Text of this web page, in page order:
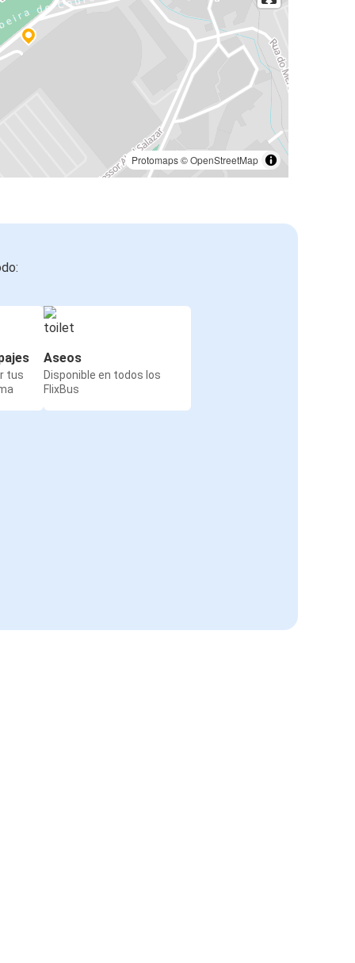
Protomaps©OpenStreetMap
tus
Aseos
Disponible en todos los
FlixBus